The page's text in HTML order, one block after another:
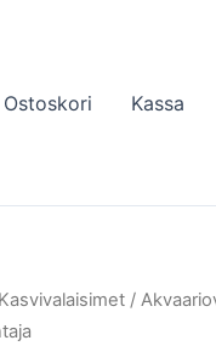
Ostoskori Kassa
/